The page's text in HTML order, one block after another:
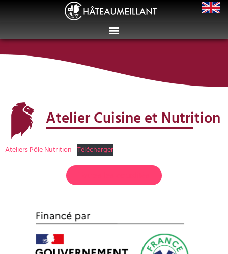
Atelier Cuisine et Nutrition
Ateliers Pôle Nutrition Télécharger